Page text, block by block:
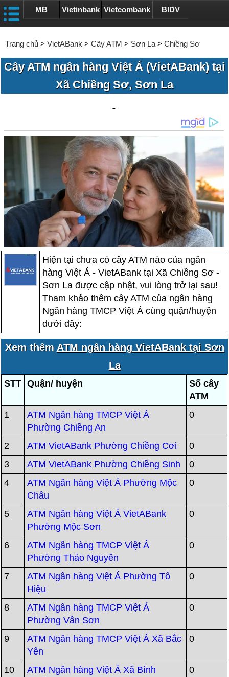
MB Vietinbank Vietcombank BIDV
Trang chủ > VietABank > Cây ATM > Sơn La > Chiềng Sơ
Cây ATM ngân hàng Việt Á (VietABank) tại
Xã Chiềng Sơ, Sơn La
Hiện tại chưa có cây ATM nào của ngân
hàng Việt Á - VietABank tại Xã Chiềng Sơ -
Sơn La được cập nhật, vui lòng trở lại sau!
Tham khảo thêm cây ATM của ngân hàng
Ngân hàng TMCP Việt Á cùng quận/huyện
dưới đây:
Xem thêm ATM ngân hàng VietABank tại Sơn
La
STT Quận/ huyện
Số cây
ATM
1
ATM Ngân hàng TMCP Việt Á
Phường Chiềng An
0
2 ATM VietABank Phường Chiềng Cơi
0
3
ATM VietABank Phường Chiềng Sinh
0
4
ATM Ngân hàng Việt Á Phường Mộc
Châu
0
5
ATM Ngân hàng Việt Á VietABank
Phường Mộc Sơn
0
6
ATM Ngân hàng TMCP Việt Á
Phường Thảo Nguyên
0
7
ATM Ngân hàng Việt Á Phường Tô
Hiệu
0
8
ATM Ngân hàng TMCP Việt Á
Phường Vân Sơn
0
9
ATM Ngân hàng TMCP Việt Á Xã Bắc
Yên
0
10
ATM Ngân hàng Việt Á Xã Bình
0